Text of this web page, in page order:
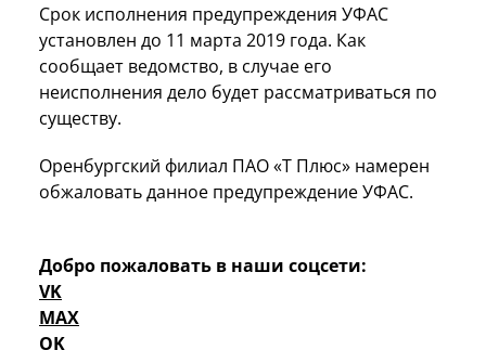
Срок исполнения предупреждения УФАС
установлен до 11 марта 2019 года. Как
сообщает ведомство, в случае его
неисполнения дело будет рассматриваться по
существу.
Оренбургский филиал ПАО «Т Плюс» намерен
обжаловать данное предупреждение УФАС.
Добро пожаловать в наши соцсети:
VK
MAX
OK